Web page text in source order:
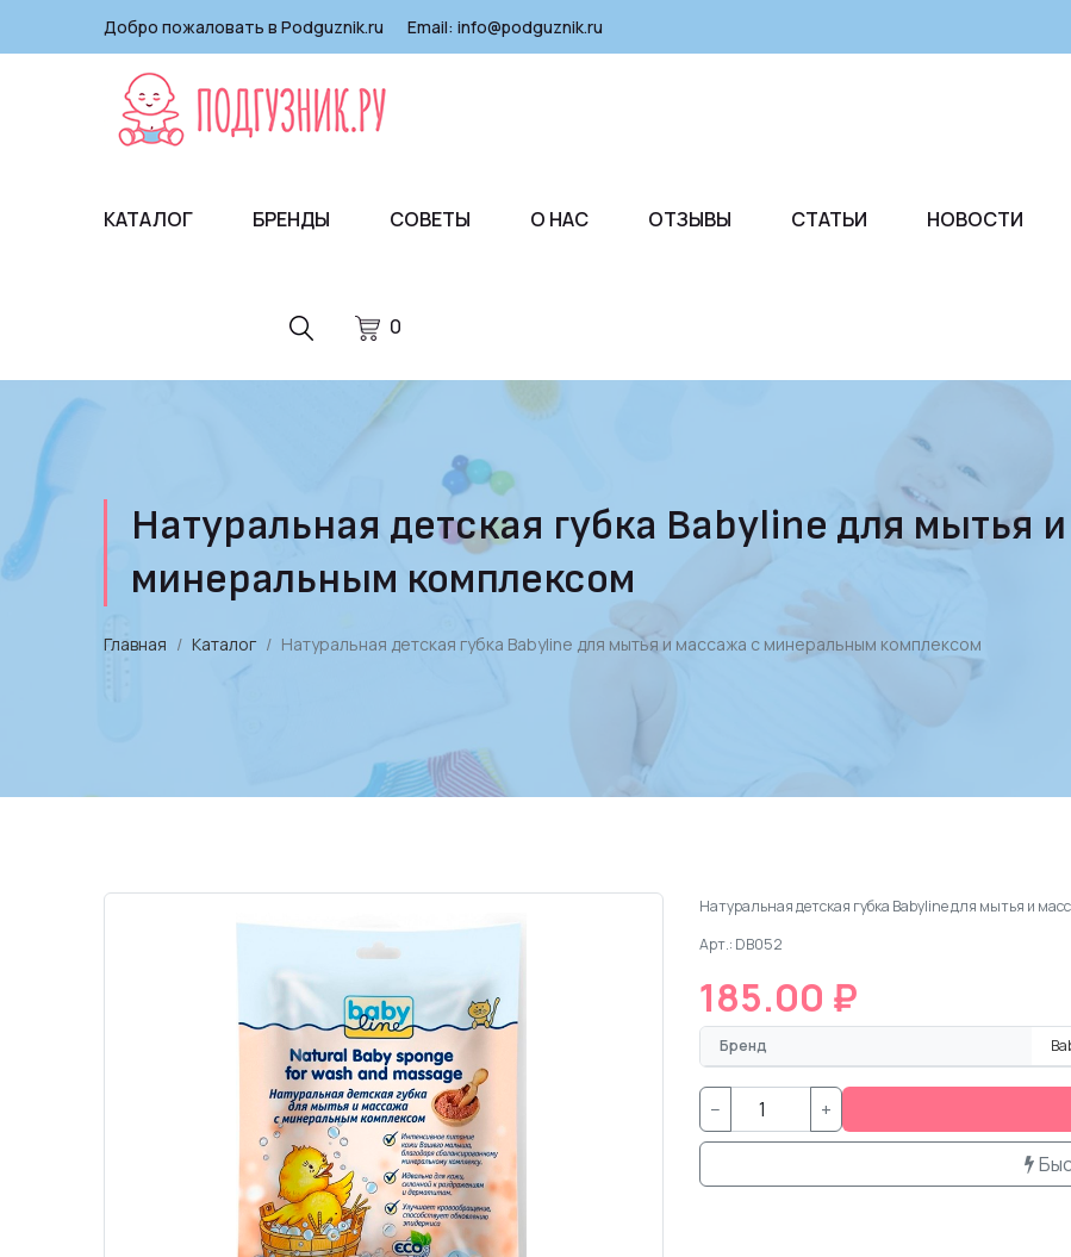
Добро пожаловать в Podguznik.ru Email: info@podguznik.ru
0
КАТАЛОГ БРЕНДЫ СОВЕТЫ О НАС ОТЗЫВЫ СТАТЬИ НОВОСТИ
Натуральная детская губка Babyline для мытья
минеральным комплексом
Главная Каталог Натуральная детская губка Babyline для мытья и массажа с минеральным комплексом
Натуральная детская губка Babyline для мытья и
Арт.: DB052
185.00 ₽
Бренд
− +